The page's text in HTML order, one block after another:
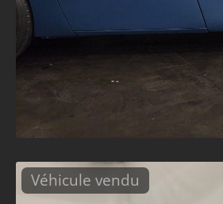
Véhicule vendu